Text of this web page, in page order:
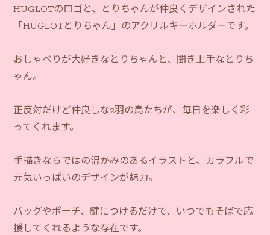
HUGLOTのロゴと、とりちゃんが仲良くデザインされた
「HUGLOTとりちゃん」のアクリルキーホルダーです。
おしゃべりが大好きなとりちゃんと、聞き上手なとりち
ゃん。
正反対だけど仲良しな2羽の鳥たちが、毎日を楽しく彩
ってくれます。
手描きならではの温かみのあるイラストと、カラフルで
元気いっぱいのデザインが魅力。
バッグやポーチ、鍵につけるだけで、いつでもそばで応
援してくれるような存在です。